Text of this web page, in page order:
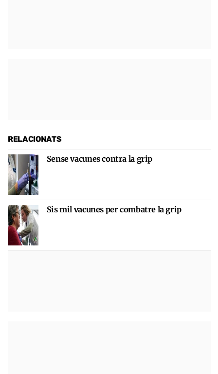
RELACIONATS
Sense vacunes contra la grip
Sis mil vacunes per combatre la grip